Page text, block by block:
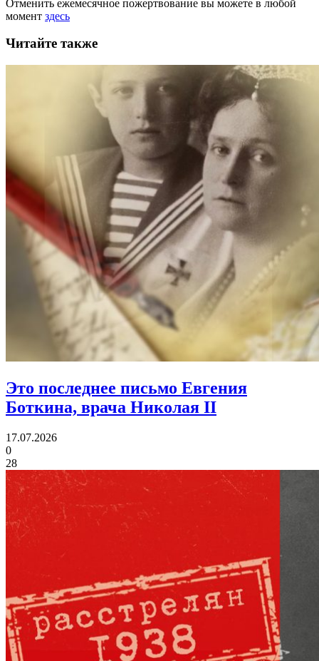
Отменить ежемесячное пожертвование вы можете в любой
момент здесь
Читайте также
Это последнее письмо Евгения
Боткина, врача Николая II
17.07.2026
0
28